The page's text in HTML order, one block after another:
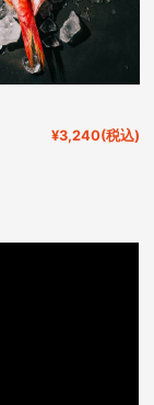
¥3,240(税込)